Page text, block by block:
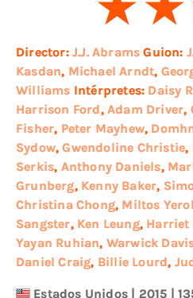
Director: J.J. Abrams Guion:
Kasdan, Michael Arndt,
Williams Intérpretes: Daisy
Harrison Ford,Adam Driver,
Fisher, Peter Mayhew,
Sydow,Gwendoline Christie,
Serkis, Anthony Daniels,
Grunberg, Kenny Baker,
Christina Chong, Miltos
Sangster, Ken Leung, Harriet
Yayan Ruhian, Warwick
Daniel Craig, Billie Lourd,
Estados Unidos | 2015 |